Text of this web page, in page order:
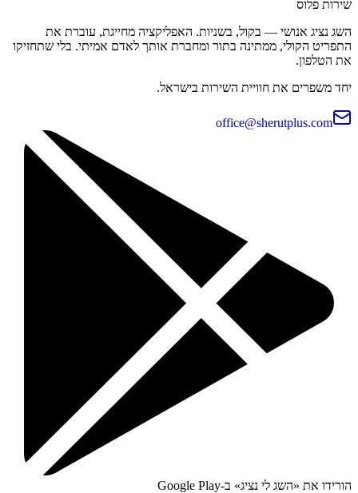
שירות פלוס
השג נציג אנושי — בקול, בשניות. האפליקציה מחייגת, עוברת את
התפריט הקולי, ממתינה בתור ומחברת אותך לאדם אמיתי. בלי שתחזיקו
את הטלפון.
יחד משפרים את חוויית השירות בישראל.
office@sherutplus.com
הורידו את «השג לי נציג» ב-Google Play